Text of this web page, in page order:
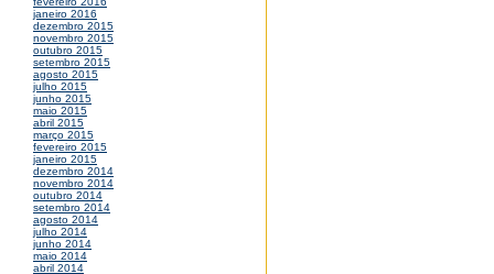
janeiro 2016
dezembro 2015
novembro 2015
outubro 2015
setembro 2015
agosto 2015
julho 2015
junho 2015
maio 2015
abril 2015
março 2015
fevereiro 2015
janeiro 2015
dezembro 2014
novembro 2014
outubro 2014
setembro 2014
agosto 2014
julho 2014
junho 2014
maio 2014
abril 2014